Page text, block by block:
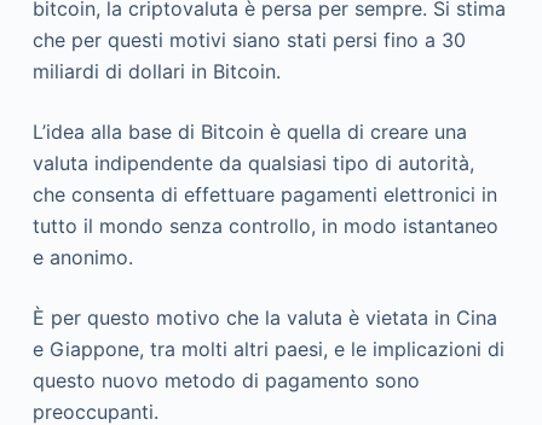
bitcoin, la criptovaluta è persa per sempre. Si stima
che per questi motivi siano stati persi fino a 30
miliardi di dollari in Bitcoin.
L’idea alla base di Bitcoin è quella di creare una
valuta indipendente da qualsiasi tipo di autorità,
che consenta di effettuare pagamenti elettronici in
tutto il mondo senza controllo, in modo istantaneo
e anonimo.
È per questo motivo che la valuta è vietata in Cina
e Giappone, tra molti altri paesi, e le implicazioni di
questo nuovo metodo di pagamento sono
preoccupanti.